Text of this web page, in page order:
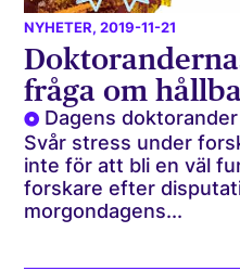
NYHETER, 2019-11-21
fråga om
Dagens
Svår stress under
inte för att bli en väl
forskare efter
morgondagens...